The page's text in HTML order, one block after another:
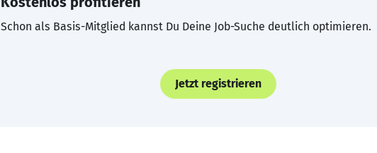
Schon als Basis-Mitglied kannst Du Deine Job-Suche deutlich optimieren.
Jetzt registrieren